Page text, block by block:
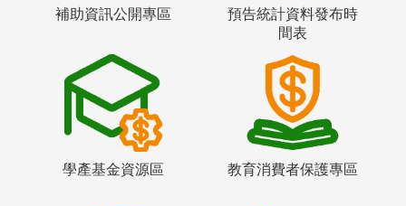
補助資訊公開專區
預告統計資料發布時
間表
學產基金資源區 教育消費者保護專區